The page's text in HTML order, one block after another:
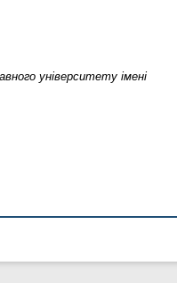
університету імені